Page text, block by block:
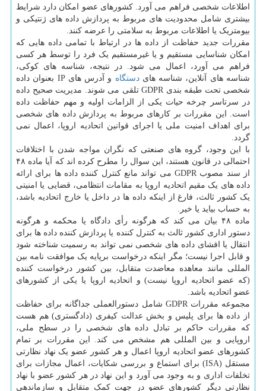
اطلاعات شخصی فراهم می آورد. کشورهای عضو امکان دارد شرایط
بیشتری شامل محدودیت های مربوط به پردازش داده های ژنتیکی و
بیومتریک یا اطلاعات مربوط به سلامتی را عرضه کنند.
مقررات جدید حفاظت از داده ها در ارتباط با تمامی داده هایی که
امکان شناسایی مستقیم و یا غیرمستقیم یک فرد را توسط هر کسی
فراهم می آورد، اعمال می شود. در نتیجه، شناسه های کوکی،
شناسه های آنلاین، شناسه هایدستگاه
و آدرس های IP بعنوان داده
شخصی تحت طبقه بندی GDPR تلقی می شوند. مدیریت صحیح داده
در سرتاسر چرخه حیات یکی از الزامات اولیه و مهم حفاظت داده
است. این مقررات بر کارهای مربوط به پردازش داده های شخصی
برای اهداف امنیت ملی یا اجرای قوانین اتحادیه اروپا، اعمال نمی
گردد.
با این وجود، گروه های صنعتی که نگران مواجه شدن با اختلافات
احتمالی در قانون هستند، این سوال را مطرح کرده اند که آیا ماده ۴۸
از سند مصوب GDPR می تواند مانع کنترل کننده داده ها برای ارائه
داده های یک مقیم اتحادیه اروپا به مقامات انتظامی، قضایی یا امنیتی
یک کشور ثالث، فارغ از اینکه داده ها در داخل یا خارج اتحادیه باشد،
به حساب بیاید یا خیر.
ماده ۴۸ بیان می کند که هرگونه رأی دادگاه یا محکمه و هرگونه
دستور اداری کشور ثالث به کنترل کننده یا پردازش کننده داده ها برای
انتقال یا افشای داده های شخصی نمی تواند به رسمیت شناخته شود
و قابل اجرا نیست؛ مگر اینکه درخواست برپایه یک موافقت نامه بین
المللی مانند معاهده معاضدت متقابل، بین کشور درخواست کننده
(که عضو اتحادیه اروپا نیست) و اتحادیه اروپا یا یکی از کشورهای
عضو اتحادیه باشد.
مجموعه مقررات GDPR شامل دستورالعملی جداگانه برای حفاظت
از داده ها برای پلیس و بخش عدالت کیفری (دادگستری) هم هست
که مقررات حاکم بر تبادل داده های شخصی را در سطح ملی،
اروپایی و بین المللی هم مشخص می کند. این مقررات بر تمام
کشورهای عضو اتحادیه اروپا اعمال و هر کشور عضو یک نهاد نظارتی
مستقل (ISA) برای استماع و بررسی شکایات، اعمال مجازات برای
تخلفات اداری و به وجود می آورد و این نهاد در هر کشور عضو با نهاد
نظارتی دیگر کشورهای عضو در جهت کمک متقابل و سازماندهی